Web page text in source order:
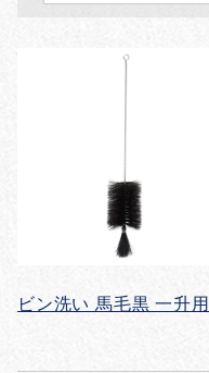
ビン洗い 馬毛黒 一升用